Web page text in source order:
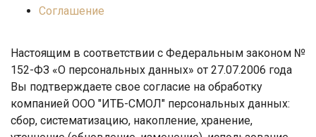
Соглашение
Настоящим в соответствии с Федеральным законом №
152-ФЗ «О персональных данных» от 27.07.2006 года
Вы подтверждаете свое согласие на обработку
компанией ООО "ИТБ-СМОЛ" персональных данных:
сбор, систематизацию, накопление, хранение,